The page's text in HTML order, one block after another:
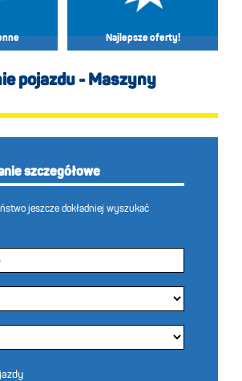
Najlepsze oferty!
pojazdu - Maszyny
szczegółowe
jeszcze dokładniej wyszukać